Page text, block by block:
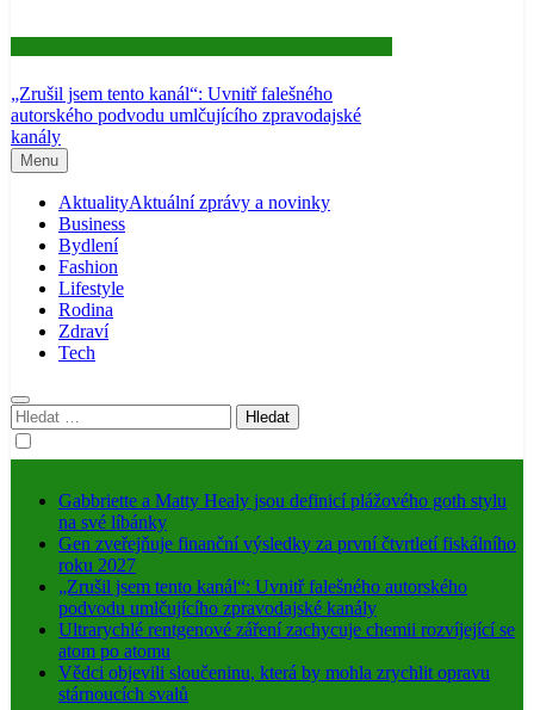
„Zrušil jsem tento kanál“: Uvnitř falešného
autorského podvodu umlčujícího zpravodajské
kanály
Menu
AktualityAktuální zprávy a novinky
Business
Bydlení
Fashion
Lifestyle
Rodina
Zdraví
Tech
Vyhledávání
Gabbriette a Matty Healy jsou definicí plážového goth stylu
na své líbánky
Gen zveřejňuje finanční výsledky za první čtvrtletí fiskálního
roku 2027
„Zrušil jsem tento kanál“: Uvnitř falešného autorského
podvodu umlčujícího zpravodajské kanály
Ultrarychlé rentgenové záření zachycuje chemii rozvíjející se
atom po atomu
Vědci objevili sloučeninu, která by mohla zrychlit opravu
stárnoucích svalů